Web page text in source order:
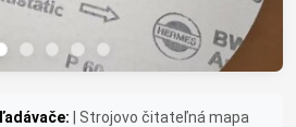
| Strojovo čitateľná mapa